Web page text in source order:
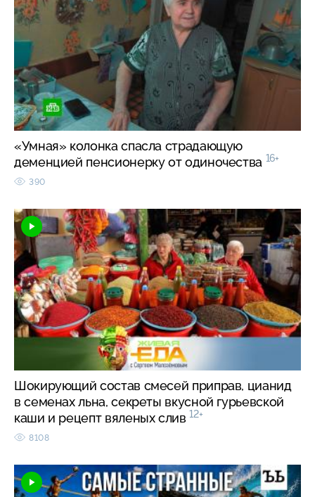
«Умная» колонка спасла страдающую
деменцией пенсионерку от одиночества 16+
390
Шокирующий состав смесей приправ, цианид
в семенах льна, секреты вкусной гурьевской
каши и рецепт вяленых слив 12+
8108